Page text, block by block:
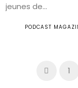
jeunes de...
PODCAST
1